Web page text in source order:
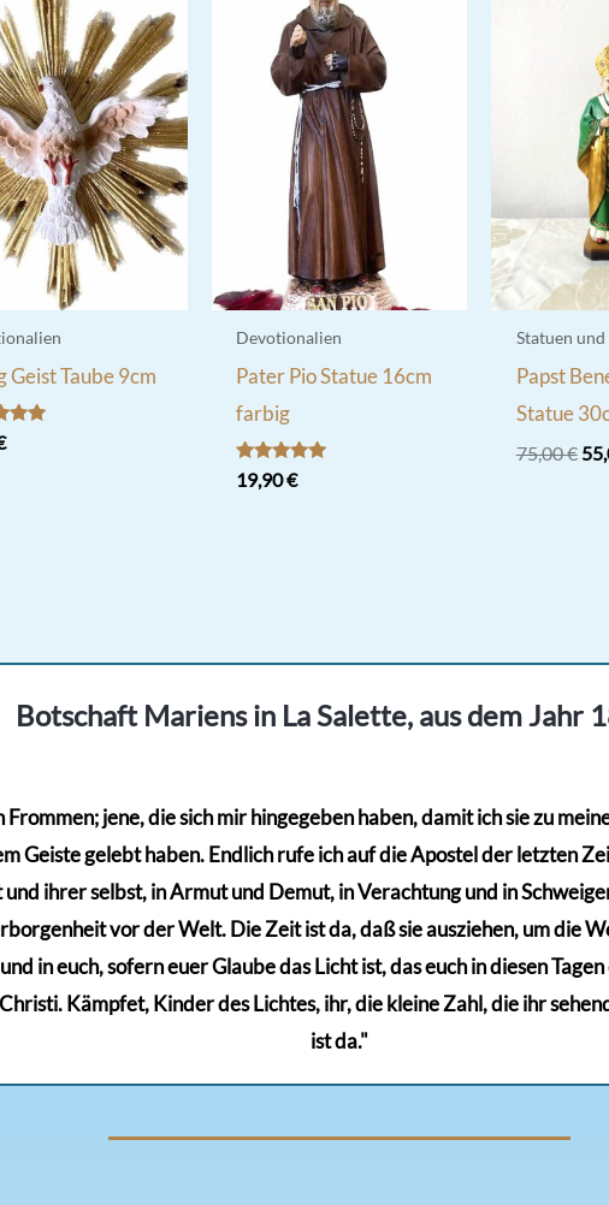
Geist Taube 9cm
Devotionalien
Pater Pio Statue 16cm
farbig
Bewertet
mit
19,90€
Statuen
Papst
Statue
75,00€
Botschaft Mariens in La Salette, aus dem Jahr
jene, die sich mir hingegeben haben, damit ich sie zu
Geiste gelebt haben. Endlich rufe ich auf die Apostel der letzten
ihrer selbst, in Armut und Demut, in Verachtung und in
vor der Welt. Die Zeit ist da, daß sie ausziehen, um die
in euch, sofern euer Glaube das Licht ist, das euch in diesen
Kämpfet, Kinder des Lichtes, ihr, die kleine Zahl, die ihr
ist da."